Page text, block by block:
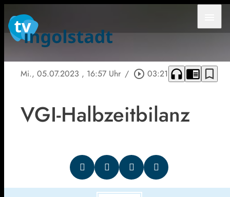
Mi., 05.07.2023 , 16:57 Uhr / play_circle_outline 03:21 headphones chrome_reader_mode bookmark_border
VGI-Halbzeitbilanz